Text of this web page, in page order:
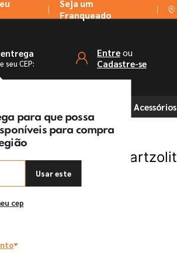
Seja um
Franqueado
seu CEP:
para que possa
para compra
Usar este
cep
Entre ou
Cadastre-se
Acessórios
Preto 360g - Quartzolit